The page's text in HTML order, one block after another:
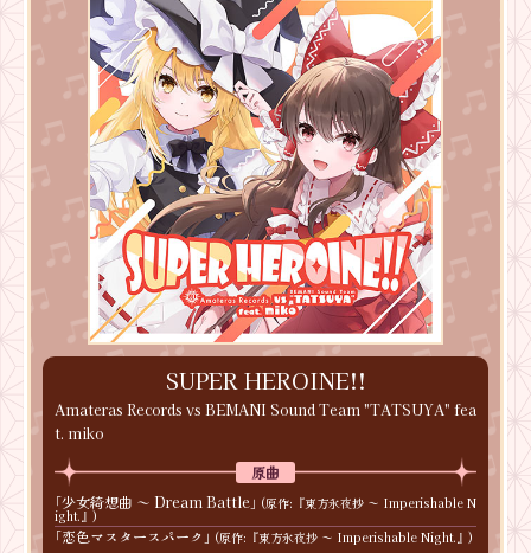
SUPER HEROINE!!
Amateras Records vs BEMANI Sound Team "TATSUYA" fea
t. miko
少女綺想曲 ～ Dream Battle 東方永夜抄 ～ Imperishable N
ight.
恋色マスタースパーク 東方永夜抄 ～ Imperishable Night.